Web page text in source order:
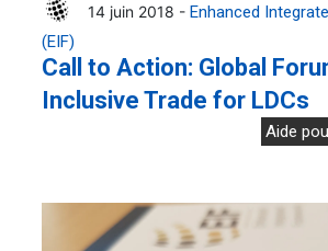
14 juin 2018 - Enhanced
(EIF)
Call to Action: Global
Inclusive Trade for LDCs
Aide